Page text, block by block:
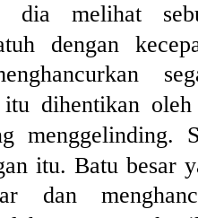
dia melihat
dengan
dihentikan oleh
menggelinding.
itu. Batu besar
dan